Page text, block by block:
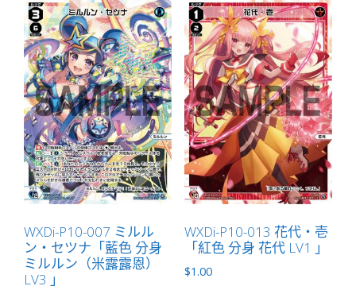
靈
SR
奏
械：
迷
宮
LV3
無
LB」
數
量
WXDi-P10-007 ミルル
ン・セツナ「藍色 分身
ミルルン（米露露恩）
LV3 」
WXDi-P10-013 花代・壱
「紅色 分身 花代 LV1 」
$1.00